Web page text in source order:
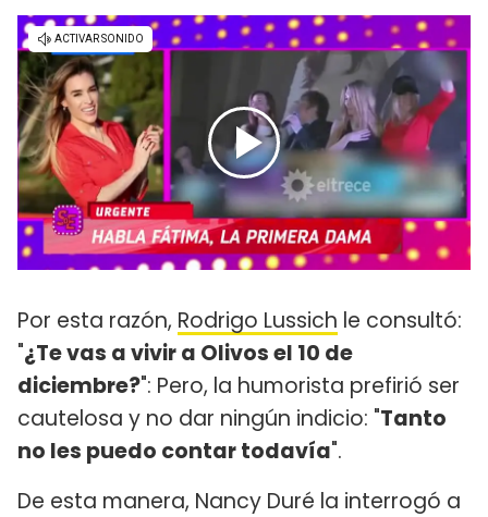
Por esta razón, Rodrigo Lussich le consultó:
"¿Te vas a vivir a Olivos el 10 de
diciembre?": Pero, la humorista prefirió ser
cautelosa y no dar ningún indicio: "Tanto
no les puedo contar todavía".
De esta manera, Nancy Duré la interrogó a